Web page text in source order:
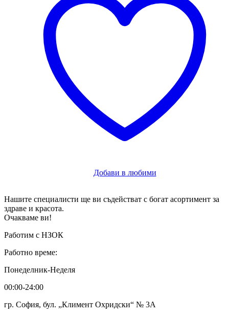
Добави в любими
Нашите специалисти ще ви съдействат с богат асортимент за
здраве и красота.
Очакваме ви!
Работим с НЗОК
Работно време:
Понеделник-Неделя
00:00-24:00
гр. София, бул. „Климент Охридски“ № 3A